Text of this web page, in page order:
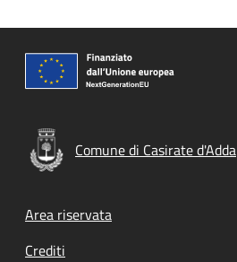
Comune di Casirate d'Adda
Footer menu
Area riservata
Crediti